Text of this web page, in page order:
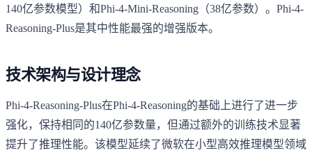
140亿参数模型）和Phi-4-Mini-Reasoning（38亿参数）。Phi-4-
Reasoning-Plus是其中性能最强的增强版本。
技术架构与设计理念
Phi-4-Reasoning-Plus在Phi-4-Reasoning的基础上进行了进一步
强化，保持相同的140亿参数量，但通过额外的训练技术显著
提升了推理性能。该模型延续了微软在小型高效推理模型领域